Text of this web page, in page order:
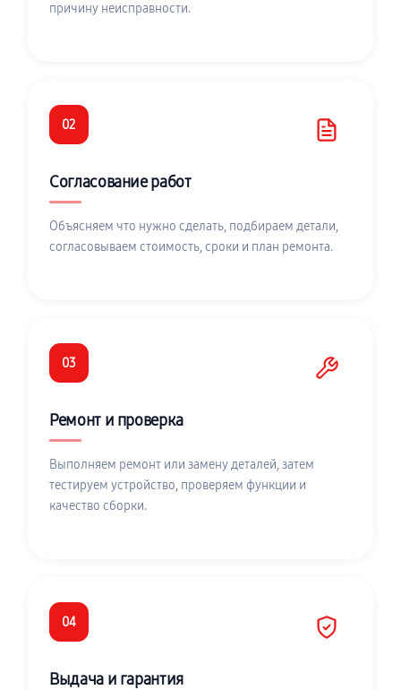
причину неисправности.
02
Согласование работ
Объясняем что нужно сделать, подбираем детали,
согласовываем стоимость, сроки и план ремонта.
03
Ремонт и проверка
Выполняем ремонт или замену деталей, затем
тестируем устройство, проверяем функции и
качество сборки.
04
Выдача и гарантия